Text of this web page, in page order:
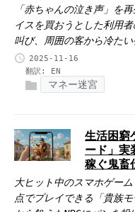
「赤ちゃんの泣き声」を
イスを買おうとした利用
叫び、周囲の客から冷た
2025-11-16
翻訳: EN
マネー迷宮
生活困窮
ード」実
稼ぐ鬼畜
大ヒット中のスマホゲー
点でプレイできる「貴族